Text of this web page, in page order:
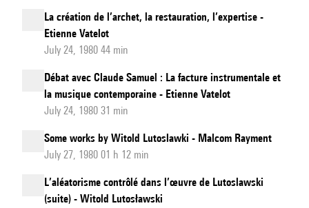
La création de l’archet, la restauration, l’expertise -
Etienne Vatelot
July 24, 1980 44 min
Débat avec Claude Samuel : La facture instrumentale et
la musique contemporaine - Etienne Vatelot
July 24, 1980 31 min
Some works by Witold Lutoslawki - Malcom Rayment
July 27, 1980 01 h 12 min
L’aléatorisme contrôlé dans l’œuvre de Lutoslawski
(suite) - Witold Lutosławski